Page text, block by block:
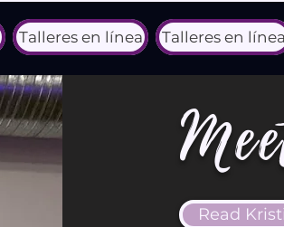
Talleres en línea Talleres en línea
Read